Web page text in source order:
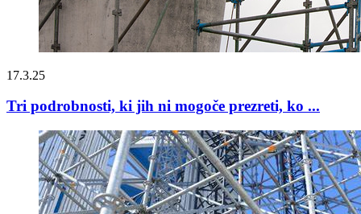
17.3.25
Tri podrobnosti, ki jih ni mogoče prezreti, ko ...